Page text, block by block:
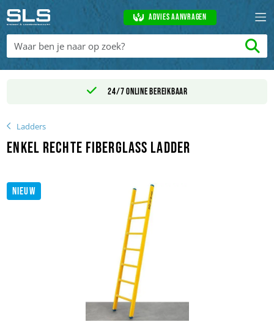
Advies aanvragen
24/7 online bereikbaar
Ladders
Enkel rechte Fiberglass ladder
NIEUW